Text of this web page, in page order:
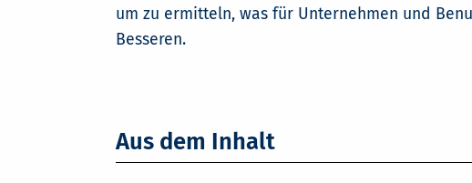
um zu ermitteln, was für Unternehmen und
Besseren.
Aus dem Inhalt